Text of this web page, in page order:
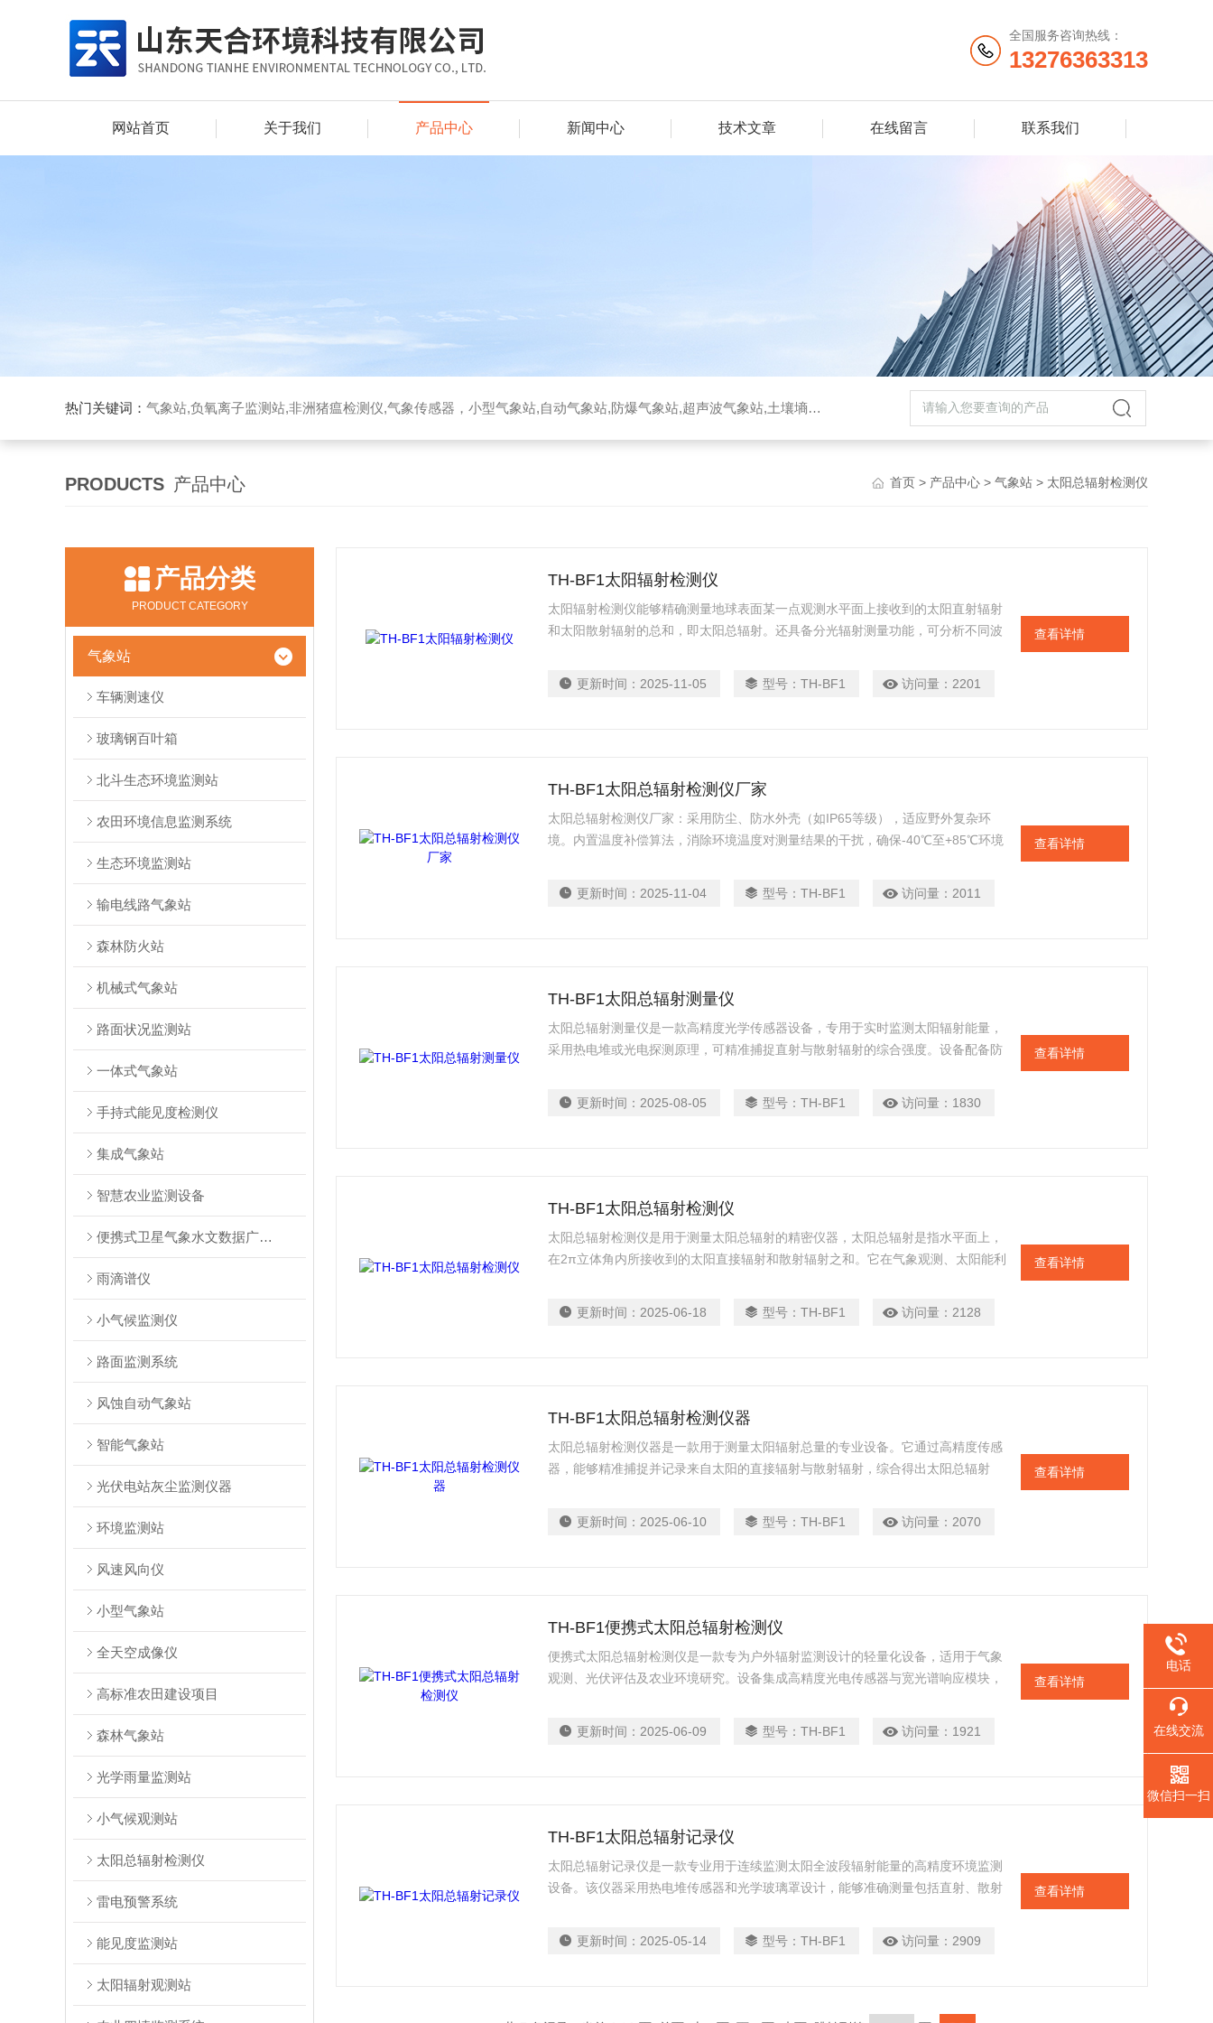
全国服务咨询热线：
13276363313
网站首页 关于我们 产品中心 新闻中心 技术文章 在线留言 联系我们
热门关键词： 气象站,负氧离子监测站,非洲猪瘟检测仪,气象传感器，小型气象站,自动气象站,防爆气象站,超声波气象站,土壤墒情监测站,便携气象站
PRODUCTS 产品中心 首页 > 产品中心 > 气象站 > 太阳总辐射检测仪
产品分类
PRODUCT CATEGORY
气象站
车辆测速仪
玻璃钢百叶箱
北斗生态环境监测站
农田环境信息监测系统
生态环境监测站
输电线路气象站
森林防火站
机械式气象站
路面状况监测站
一体式气象站
手持式能见度检测仪
集成气象站
智慧农业监测设备
便携式卫星气象水文数据广播接收系统
雨滴谱仪
小气候监测仪
路面监测系统
风蚀自动气象站
智能气象站
光伏电站灰尘监测仪器
环境监测站
风速风向仪
小型气象站
全天空成像仪
高标准农田建设项目
森林气象站
光学雨量监测站
小气候观测站
太阳总辐射检测仪
雷电预警系统
能见度监测站
太阳辐射观测站
TH-BF1太阳辐射检测仪
太阳辐射检测仪能够精确测量地球表面某一点观测水平面上接收到的太阳直射辐射
和太阳散射辐射的总和，即太阳总辐射。还具备分光辐射测量功能，可分析不同波
更新时间： 2025-11-05 型号：TH-BF1 访问量： 2201
查看详情
TH-BF1太阳总辐射检测仪厂家
太阳总辐射检测仪厂家：采用防尘、防水外壳（如IP65等级），适应野外复杂环
境。内置温度补偿算法，消除环境温度对测量结果的干扰，确保-40℃至+85℃环境
更新时间： 2025-11-04 型号：TH-BF1 访问量： 2011
查看详情
TH-BF1太阳总辐射测量仪
太阳总辐射测量仪是一款高精度光学传感器设备，专用于实时监测太阳辐射能量，
采用热电堆或光电探测原理，可精准捕捉直射与散射辐射的综合强度。设备配备防
更新时间： 2025-08-05 型号：TH-BF1 访问量： 1830
查看详情
TH-BF1太阳总辐射检测仪
太阳总辐射检测仪是用于测量太阳总辐射的精密仪器，太阳总辐射是指水平面上，
在2π立体角内所接收到的太阳直接辐射和散射辐射之和。它在气象观测、太阳能利
更新时间： 2025-06-18 型号：TH-BF1 访问量： 2128
查看详情
TH-BF1太阳总辐射检测仪器
太阳总辐射检测仪器是一款用于测量太阳辐射总量的专业设备。它通过高精度传感
器，能够精准捕捉并记录来自太阳的直接辐射与散射辐射，综合得出太阳总辐射
更新时间： 2025-06-10 型号：TH-BF1 访问量： 2070
查看详情
TH-BF1便携式太阳总辐射检测仪
便携式太阳总辐射检测仪是一款专为户外辐射监测设计的轻量化设备，适用于气象
观测、光伏评估及农业环境研究。设备集成高精度光电传感器与宽光谱响应模块，
更新时间： 2025-06-09 型号：TH-BF1 访问量： 1921
查看详情
TH-BF1太阳总辐射记录仪
太阳总辐射记录仪是一款专业用于连续监测太阳全波段辐射能量的高精度环境监测
设备。该仪器采用热电堆传感器和光学玻璃罩设计，能够准确测量包括直射、散射
更新时间： 2025-05-14 型号：TH-BF1 访问量： 2909
查看详情
电话
在线交流
微信扫一扫